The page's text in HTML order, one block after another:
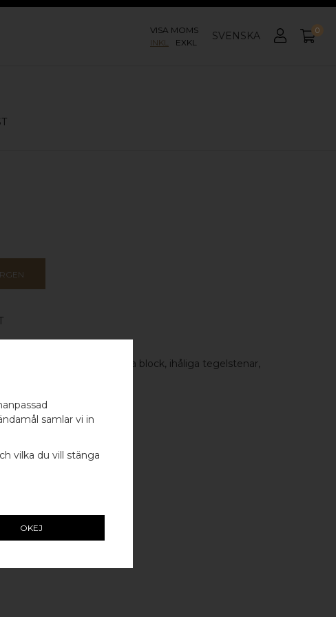
VISA MOMS
INKL
EXKL SVENSKA 0
lättklinker, ihåliga block, ihåliga tegelstenar,
från/till: 5-6 mm
samlar vi in
vilka du vill stänga
OKEJ